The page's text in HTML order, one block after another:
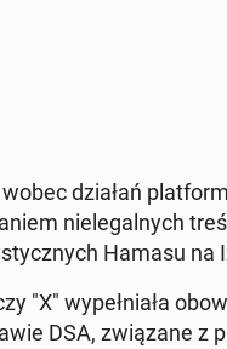
działań
nie­le­gal­nych
Hamasu na
"X" wy­peł­nia­ła
DSA, zwią­za­ne z